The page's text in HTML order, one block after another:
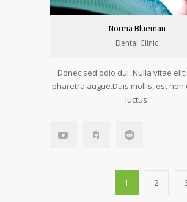
Norma Blueman
Dental Clinic
Donec sed odio dui. Nulla vitae elit
pharetra augue.Duis mollis, est non
luctus.
1 2